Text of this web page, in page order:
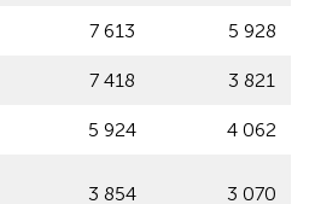
7 613 5 928
7 418 3 821
5 924 4 062
3 854 3 070